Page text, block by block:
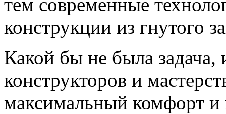
конструкции из гнутого
Какой бы не была
конструкторов и
максимальный комфорт и